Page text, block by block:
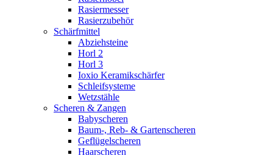
Rasiermesser
Rasierzubehör
Schärfmittel
Abziehsteine
Horl 2
Horl 3
Ioxio Keramikschärfer
Schleifsysteme
Wetzstähle
Scheren & Zangen
Babyscheren
Baum-, Reb- & Gartenscheren
Geflügelscheren
Haarscheren